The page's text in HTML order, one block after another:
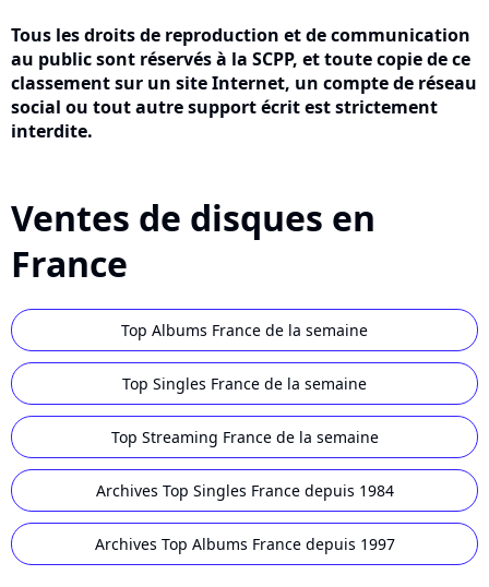
Tous les droits de reproduction et de communication
au public sont réservés à la SCPP, et toute copie de ce
classement sur un site Internet, un compte de réseau
social ou tout autre support écrit est strictement
interdite.
Ventes de disques en
France
Top Albums France de la semaine
Top Singles France de la semaine
Top Streaming France de la semaine
Archives Top Singles France depuis 1984
Archives Top Albums France depuis 1997